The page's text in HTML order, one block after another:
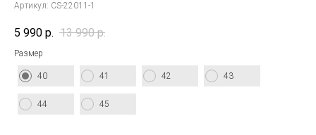
Артикул: CS-22011-1
5 990 р. 13 990 р.
Размер
40 41 42 43
44 45